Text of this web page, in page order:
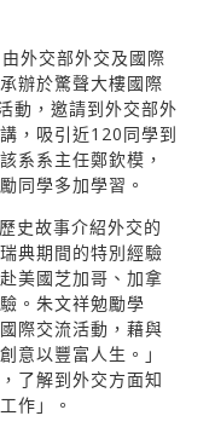
外交部外交及國際
辦於驚聲大樓國際
動，邀請到外交部外
，吸引近120同學到
系系主任鄭欽模，
同學多加學習。
史故事介紹外交的
典期間的特別經驗
美國芝加哥、加拿
。朱文祥勉勵學
際交流活動，藉與
意以豐富人生。」
了解到外交方面知
作」。